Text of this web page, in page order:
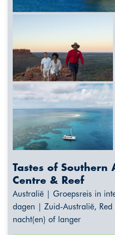
Tastes of Southern
Centre & Reef
Australië | Groepsreis in
dagen | Zuid-Australië,
nacht(en) of langer